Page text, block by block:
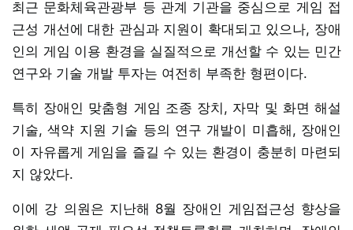
최근 문화체육관광부 등 관계 기관을 중심으로 게임 접
근성 개선에 대한 관심과 지원이 확대되고 있으나, 장애
인의 게임 이용 환경을 실질적으로 개선할 수 있는 민간
연구와 기술 개발 투자는 여전히 부족한 형편이다.
특히 장애인 맞춤형 게임 조종 장치, 자막 및 화면 해설
기술, 색약 지원 기술 등의 연구 개발이 미흡해, 장애인
이 자유롭게 게임을 즐길 수 있는 환경이 충분히 마련되
지 않았다.
이에 강 의원은 지난해 8월 장애인 게임접근성 향상을